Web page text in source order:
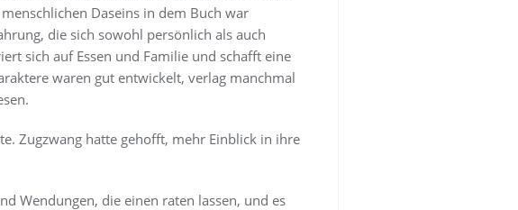
Daseins in dem Buch war
die sich sowohl persönlich als auch
sich auf Essen und Familie und schafft eine
waren gut entwickelt, verlag manchmal
Zugzwang hatte gehofft, mehr Einblick in ihre
Wendungen, die einen raten lassen, und es